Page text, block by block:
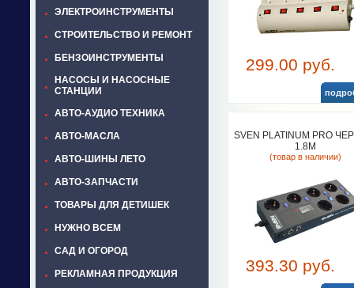
ЭЛЕКТРОИНСТРУМЕНТЫ
СТРОИТЕЛЬСТВО И РЕМОНТ
БЕНЗОИНСТРУМЕНТЫ
НАСОСЫ И НАСОСНЫЕ
СТАНЦИИ
АВТО-АУДИО ТЕХНИКА
АВТО-МАСЛА
АВТО-ШИНЫ ЛЕТО
АВТО-ЗАПЧАСТИ
ТОВАРЫ ДЛЯ ДЕТИШЕК
НУЖНО ВСЕМ
САД И ОГОРОД
РЕКЛАМНАЯ ПРОДУКЦИЯ
299.00 руб.
SVEN PLATINUM PRO
1.8М
(товар в наличии)
393.30 руб.